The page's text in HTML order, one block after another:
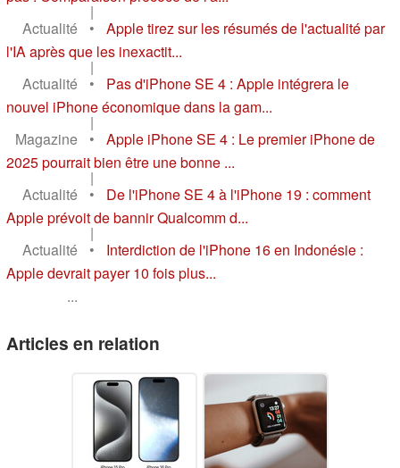
|
Actualité
•
Apple tirez sur les résumés de l'actualité par
l'IA après que les inexactit...
|
Actualité
•
Pas d'iPhone SE 4 : Apple intégrera le
nouvel iPhone économique dans la gam...
|
Magazine
•
Apple iPhone SE 4 : Le premier iPhone de
2025 pourrait bien être une bonne ...
|
Actualité
•
De l'iPhone SE 4 à l'iPhone 19 : comment
Apple prévoit de bannir Qualcomm d...
|
Actualité
•
Interdiction de l'iPhone 16 en Indonésie :
Apple devrait payer 10 fois plus...
...
Articles en relation